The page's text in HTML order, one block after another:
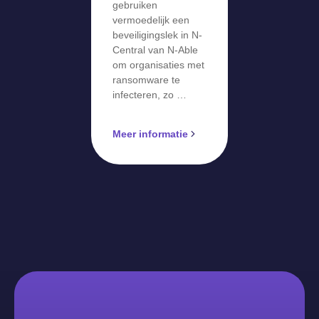
gebruiken
vermoedelijk een
beveiligingslek in N-
Central van N-Able
om organisaties met
ransomware te
infecteren, zo …
Meer informatie